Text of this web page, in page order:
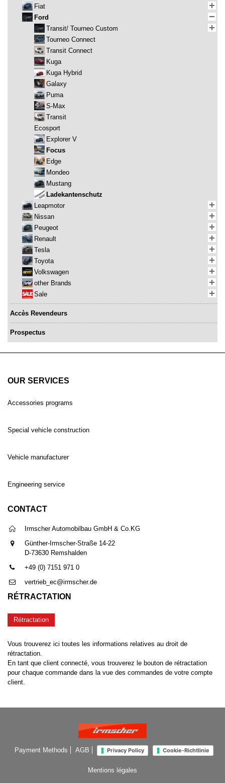
Fiat
Ford
Transit/ Tourneo Custom
Tourneo Connect
Transit Connect
Kuga
Kuga Hybrid
Galaxy
Puma
S-Max
Transit
Ecosport
Explorer V
Focus
Edge
Mondeo
Mustang
Ladekantenschutz
Leapmotor
Nissan
Peugeot
Renault
Tesla
Toyota
Volkswagen
other Brands
Sale
Accès Revendeurs
Prospectus
OUR SERVICES
Accessories programs
Special vehicle construction
Vehicle manufacturer
Engineering service
CONTACT
Irmscher Automobilbau GmbH & Co.KG
Günther-Irmscher-Straße 14-22
D-73630 Remshalden
+49 (0) 7151 971 0
vertrieb_ec@irmscher.de
RÉTRACTATION
Rétractation
Vous trouverez ici toutes les informations relatives au droit de
rétractation.
En tant que client connecté, vous trouverez le bouton de rétractation
pour chaque commande dans la vue des commandes de votre compte
client.
Payment Methods AGB Privacy Policy Cookie-Richtlinie
Mentions légales